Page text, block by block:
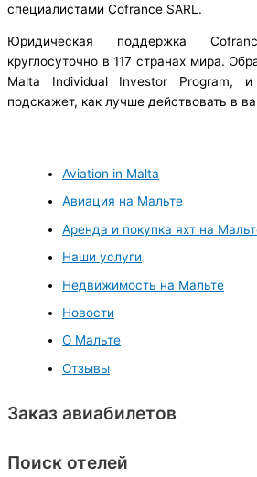
специалистами Cofrance SARL.
Юридическая поддержка
круглосуточно в 117 странах мира.
Malta Individual Investor Program, и
подскажет, как лучше действовать в
Aviation in Malta
Авиация на Мальте
Аренда и покупка яхт на
Наши услуги
Недвижимость на Мальте
Новости
О Мальте
Отзывы
Заказ авиабилетов
Поиск отелей